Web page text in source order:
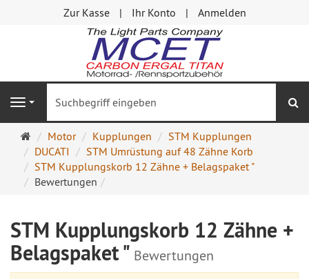
Zur Kasse Ihr Konto Anmelden
Navigation
Startseite
Motor Kupplungen
STM Kupplungen
DUCATI
STM Umrüstung auf 48 Zähne Korb
STM Kupplungskorb 12 Zähne + Belagspaket "
Bewertungen
STM Kupplungskorb 12 Zähne +
Belagspaket " Bewertungen